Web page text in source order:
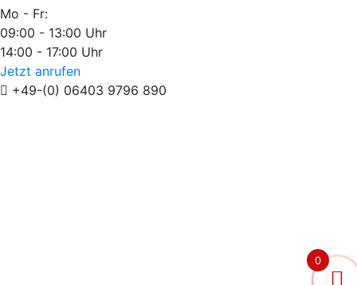
0
Mo - Fr:
09:00 - 13:00 Uhr
14:00 - 17:00 Uhr
Jetzt anrufen
+49-(0) 06403 9796 890